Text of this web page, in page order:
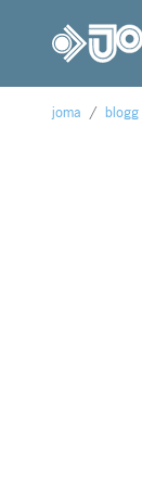
joma / blogg